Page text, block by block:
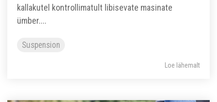
kallakutel kontrollimatult libisevate masinate
ümber....
Suspension
Loe lähemalt